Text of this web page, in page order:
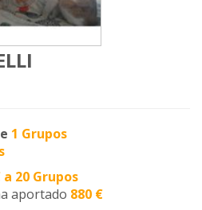
1 Grupos
a 20 Grupos
aportado 880 €